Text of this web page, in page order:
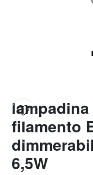
lampadina
filamento
6,5W